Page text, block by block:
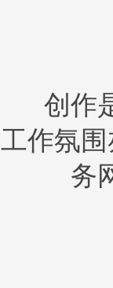
创作
工作氛
务